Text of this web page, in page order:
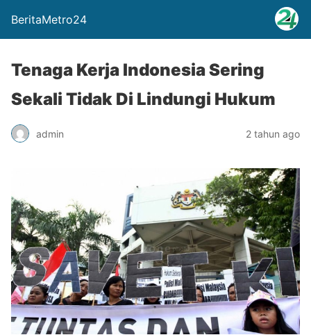
BeritaMetro24
Tenaga Kerja Indonesia Sering
Sekali Tidak Di Lindungi Hukum
admin 2 tahun ago